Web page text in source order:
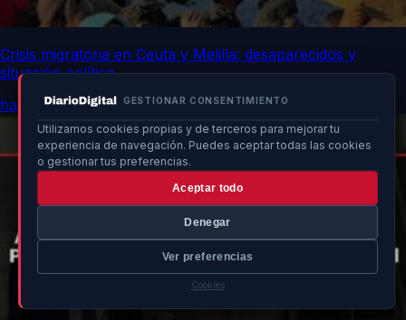
GESTIONAR CONSENTIMIENTO
Utilizamos cookies propias y de terceros para mejorar tu
experiencia de navegación. Puedes aceptar todas las cookies
o gestionar tus preferencias.
Aceptar todo
Denegar
Ver preferencias
Cookies
Crisis migratoria en Ceuta y Melilla: desaparecidos y
situación política
hace 9h